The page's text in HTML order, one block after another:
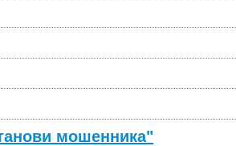
мошенника"